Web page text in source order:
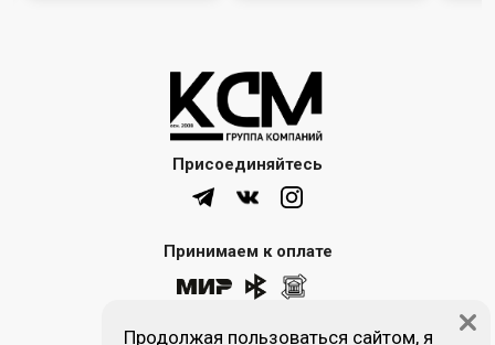
Присоединяйтесь
Принимаем к оплате
Продолжая пользоваться сайтом, я